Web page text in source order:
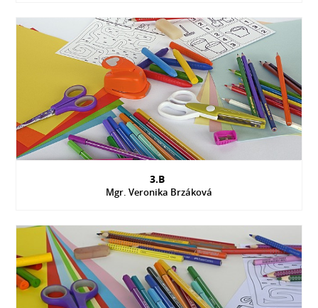
3.B
Mgr. Veronika Brzáková